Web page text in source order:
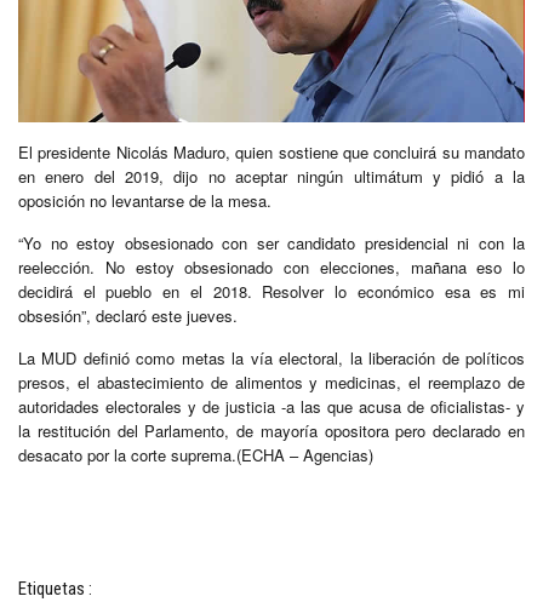
El presidente Nicolás Maduro, quien sostiene que concluirá su mandato
en enero del 2019, dijo no aceptar ningún ultimátum y pidió a la
oposición no levantarse de la mesa.
“Yo no estoy obsesionado con ser candidato presidencial ni con la
reelección. No estoy obsesionado con elecciones, mañana eso lo
decidirá el pueblo en el 2018. Resolver lo económico esa es mi
obsesión”, declaró este jueves.
La MUD definió como metas la vía electoral, la liberación de políticos
presos, el abastecimiento de alimentos y medicinas, el reemplazo de
autoridades electorales y de justicia -a las que acusa de oficialistas- y
la restitución del Parlamento, de mayoría opositora pero declarado en
desacato por la corte suprema.(ECHA – Agencias)
Etiquetas :